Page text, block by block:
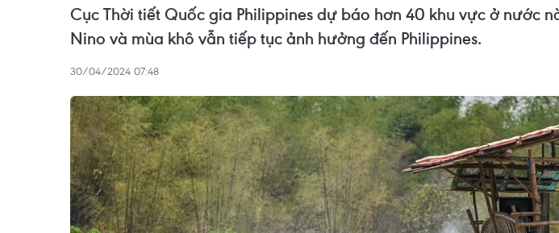
Cục Thời tiết Quốc gia Philippines dự báo hơn 40 khu vực ở nước
Nino và mùa khô vẫn tiếp tục ảnh hưởng đến Philippines.
30/04/2024 07:48